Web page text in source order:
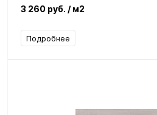
3 260 руб. / м2
Подробнее